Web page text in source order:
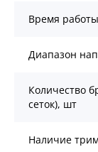
Время
Диапазон
Количество
сеток), шт
Наличие